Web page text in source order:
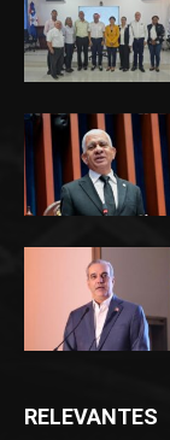
RELEVANTES